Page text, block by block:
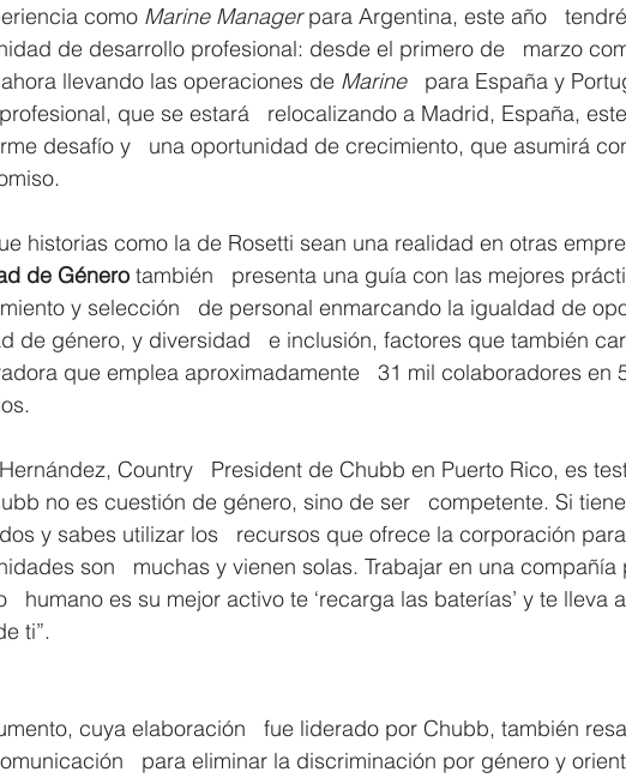
como Marine Manager para Argentina, este año
de desarrollo profesional: desde el primero de   marzo
llevando las operaciones de Marine
para España y
que se estará   relocalizando a Madrid, España,
desafío y   una oportunidad de crecimiento, que asumirá
historias como la de Rosetti sean una realidad en otras
de Género también   presenta una guía con las mejores
y selección   de personal enmarcando la igualdad de
de género, y diversidad   e inclusión, factores que también
que emplea aproximadamente   31 mil colaboradores en
Country   President de Chubb en Puerto Rico, es
no es cuestión de género, sino de ser   competente. Si
y sabes utilizar los   recursos que ofrece la corporación
son   muchas y vienen solas. Trabajar en una compañía
humano es su mejor activo te ‘recarga las baterías’ y te lleva
ti”.
cuya elaboración   fue liderado por Chubb, también
para eliminar la discriminación por género y